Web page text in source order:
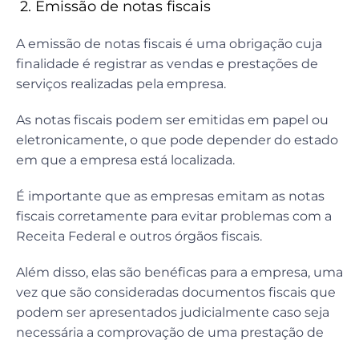
2. Emissão de notas fiscais
A emissão de notas fiscais é uma obrigação cuja
finalidade é registrar as vendas e prestações de
serviços realizadas pela empresa.
As notas fiscais podem ser emitidas em papel ou
eletronicamente, o que pode depender do estado
em que a empresa está localizada.
É importante que as empresas emitam as notas
fiscais corretamente para evitar problemas com a
Receita Federal e outros órgãos fiscais.
Além disso, elas são benéficas para a empresa, uma
vez que são consideradas documentos fiscais que
podem ser apresentados judicialmente caso seja
necessária a comprovação de uma prestação de